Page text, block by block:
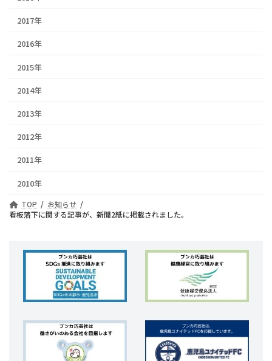
2017年
2016年
2015年
2014年
2013年
2012年
2011年
2010年
TOP
お知らせ
看板落下に関する記事が、新聞2紙に掲載されました。